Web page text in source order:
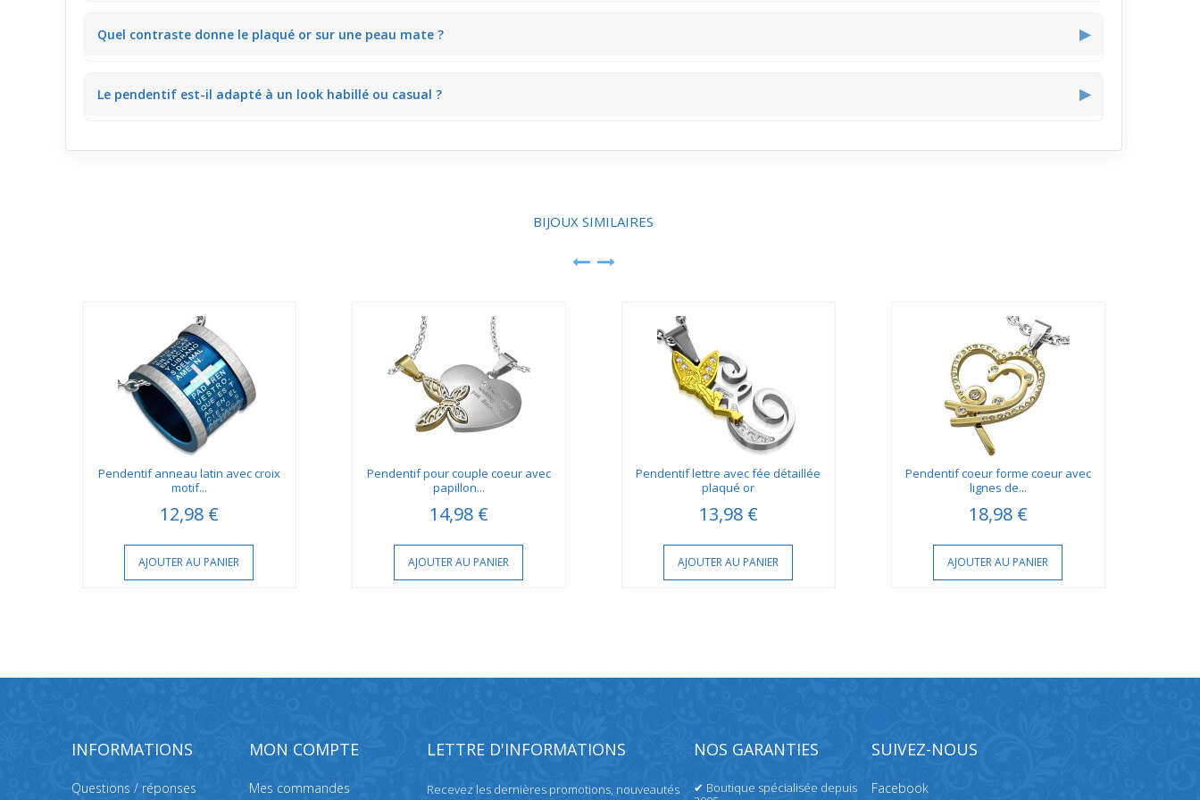
facile à vivre.
Quel contraste donne le plaqué or sur une peau mate ? ▶
coloré.
Le pendentif est-il adapté à un look habillé ou casual ? ▶
BIJOUX SIMILAIRES
Pendentif anneau latin avec croix
motif...
12,98 €
AJOUTER AU PANIER
Pendentif pour couple coeur avec
papillon...
14,98 €
AJOUTER AU PANIER
Pendentif lettre avec fée détaillée
plaqué or
13,98 €
AJOUTER AU PANIER
Pendentif coeur forme coeur avec
lignes de...
18,98 €
AJOUTER AU PANIER
INFORMATIONS
Questions / réponses
MON COMPTE
Mes commandes
LETTRE D'INFORMATIONS
Recevez les dernières promotions, nouveautés
NOS GARANTIES
✔ Boutique spécialisée depuis
SUIVEZ-NOUS
Facebook